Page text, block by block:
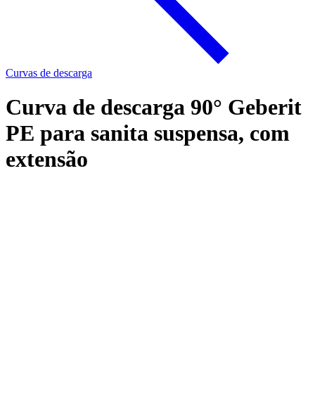
Curvas de descarga
Curva de descarga 90° Geberit
PE para sanita suspensa, com
extensão